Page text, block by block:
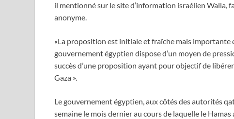
il mentionné sur le site d’information israélien Walla,
anonyme.
«La proposition est initiale et fraîche mais importante
gouvernement égyptien dispose d’un moyen de
succès d’une proposition ayant pour objectif de
Gaza ».
Le gouvernement égyptien, aux côtés des autorités
semaine le mois dernier au cours de laquelle le